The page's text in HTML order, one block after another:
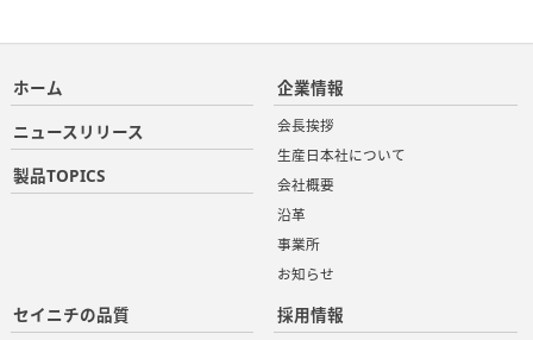
ホーム
ニュースリリース
製品TOPICS
企業情報
会長挨拶
生産日本社について
会社概要
沿革
事業所
お知らせ
セイニチの品質 採用情報